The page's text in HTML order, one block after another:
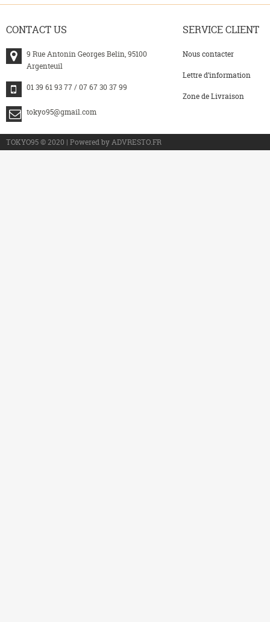
CONTACTUS
9 Rue Antonin Georges Belin, 95100
Argenteuil
01 39 61 93 77 / 07 67 30 37 99
tokyo95@gmail.com
SERVICECLIENT
Nous contacter
Lettre d’information
Zone de Livraison
TOKYO95 © 2020 | Powered by ADVRESTO.FR